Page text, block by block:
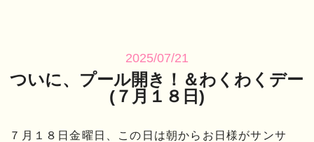
2025/07/21
ついに、プール開き！＆わくわくデー
(７月１８日)
７月１８日金曜日、この日は朝からお日様がサンサ